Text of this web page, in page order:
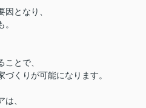
となり、
とで、
づくりが可能になります。
、